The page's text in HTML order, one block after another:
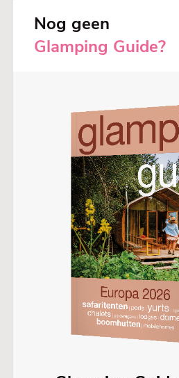
Nog geen
Glamping Guide?